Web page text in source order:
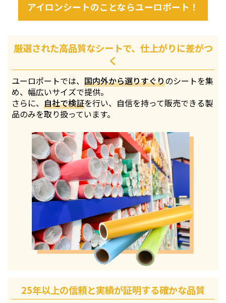
アイロンシートのことならユーロポート！
厳選された高品質なシートで、仕上がりに差がつ
く
ユーロポートでは、国内外から選りすぐりのシートを集
め、幅広いサイズで提供。
さらに、自社で検証を行い、自信を持って販売できる製
品のみを取り扱っています。
25年以上の信頼と実績が証明する確かな品質